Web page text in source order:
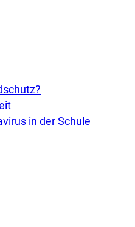
in der Schule